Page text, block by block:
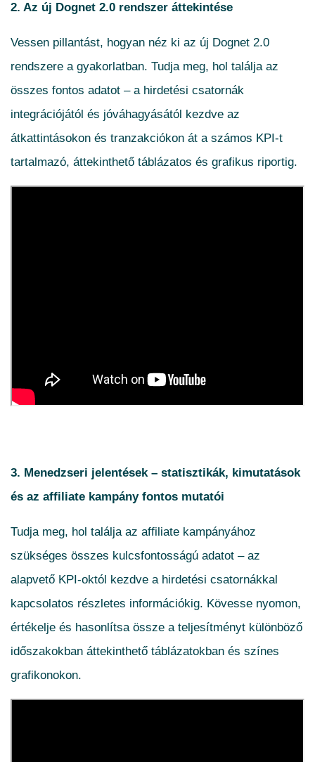
2. Az új Dognet 2.0 rendszer áttekintése
Vessen pillantást, hogyan néz ki az új Dognet 2.0
rendszere a gyakorlatban. Tudja meg, hol találja az
összes fontos adatot – a hirdetési csatornák
integrációjától és jóváhagyásától kezdve az
átkattintásokon és tranzakciókon át a számos KPI-t
tartalmazó, áttekinthető táblázatos és grafikus riportig.
3. Menedzseri jelentések – statisztikák, kimutatások
és az affiliate kampány fontos mutatói
Tudja meg, hol találja az affiliate kampányához
szükséges összes kulcsfontosságú adatot – az
alapvető KPI-októl kezdve a hirdetési csatornákkal
kapcsolatos részletes információkig. Kövesse nyomon,
értékelje és hasonlítsa össze a teljesítményt különböző
időszakokban áttekinthető táblázatokban és színes
grafikonokon.